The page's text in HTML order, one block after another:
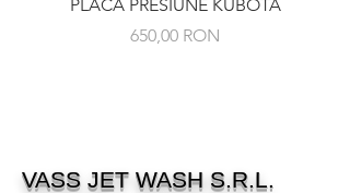
PLACA PRESIUNE KUBOTA
Preț
650,00 RON
VASS JET WASH S.R.L.